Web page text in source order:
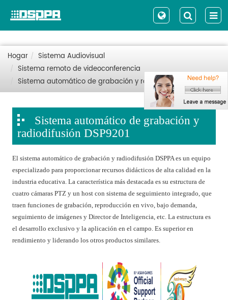
Hogar
Sistema Audiovisual
Sistema remoto de videoconferencia
Sistema automático de grabación y radiodifusión DSP9201
Sistema automático de grabación y
radiodifusión DSP9201
El sistema automático de grabación y radiodifusión DSPPA es un equipo
especializado para proporcionar recursos didácticos de alta calidad en la
industria educativa. La característica más destacada es su estructura de
cuatro cámaras PTZ y un host con sistema de seguimiento integrado, que
traen funciones de grabación, reproducción en vivo, bajo demanda,
seguimiento de imágenes y Director de Inteligencia, etc. La estructura es
el desarrollo exclusivo y la aplicación en el campo. Es superior en
rendimiento y liderando los otros productos similares.